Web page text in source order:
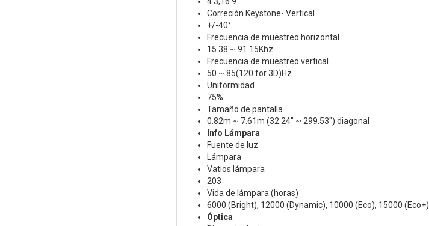
Correción Keystone- Vertical
+/-40°
Frecuencia de muestreo horizontal
15.38 ~ 91.15Khz
Frecuencia de muestreo vertical
50 ~ 85(120 for 3D)Hz
Uniformidad
75%
Tamaño de pantalla
0.82m ~ 7.61m (32.24" ~ 299.53") diagonal
Info Lámpara
Fuente de luz
Lámpara
Vatios lámpara
203
Vida de lámpara (horas)
6000 (Bright), 12000 (Dynamic), 10000 (Eco), 15000 (Eco+)
Óptica